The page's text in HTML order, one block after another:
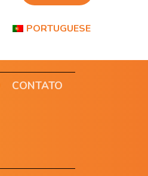
PORTUGUESE
CONTATO